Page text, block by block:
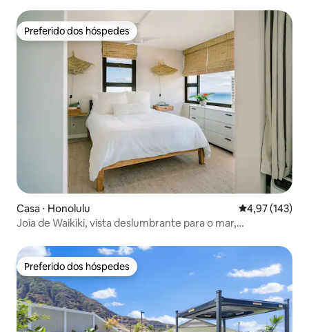
Preferido dos hóspedes
Preferido dos hóspedes
Casa ⋅ Honolulu 4,97 de uma
4,97 (143)
Joia de Waikiki, vista deslumbrante para o mar,
Preferido dos hóspedes
Preferido dos hóspedes